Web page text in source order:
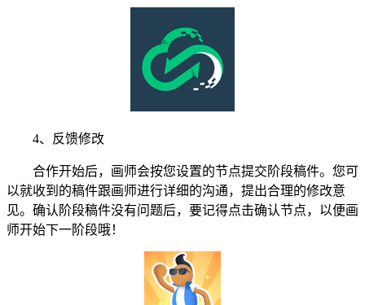
4、反馈修改
合作开始后，画师会按您设置的节点提交阶段稿件。您可
以就收到的稿件跟画师进行详细的沟通，提出合理的修改意
见。确认阶段稿件没有问题后，要记得点击确认节点，以便画
师开始下一阶段哦！